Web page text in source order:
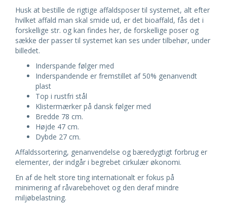
Husk at bestille de rigtige affaldsposer til systemet, alt efter
hvilket affald man skal smide ud, er det bioaffald, fås det i
forskellige str. og kan findes her, de forskellige poser og
sække der passer til systemet kan ses under tilbehør, under
billedet.
Inderspande følger med
Inderspandende er fremstillet af 50% genanvendt
plast
Top i rustfri stål
Klistermærker på dansk følger med
Bredde 78 cm.
Højde 47 cm.
Dybde 27 cm.
Affaldssortering, genanvendelse og bæredygtigt forbrug er
elementer, der indgår i begrebet cirkulær økonomi.
En af de helt store ting internationalt er fokus på
minimering af råvarebehovet og den deraf mindre
miljøbelastning.